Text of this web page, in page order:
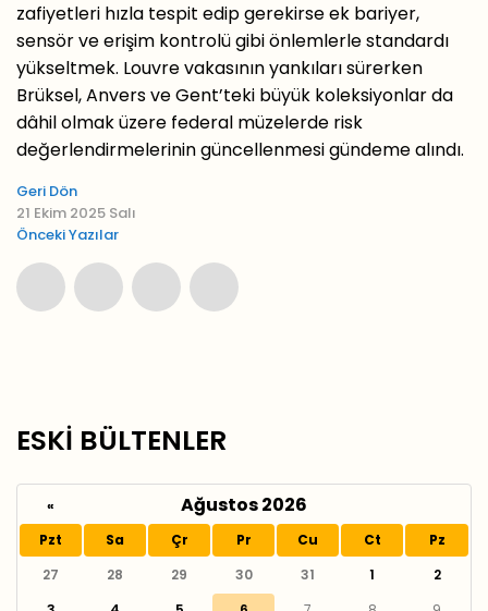
zafiyetleri hızla tespit edip gerekirse ek bariyer,
sensör ve erişim kontrolü gibi önlemlerle standardı
yükseltmek. Louvre vakasının yankıları sürerken
Brüksel, Anvers ve Gent’teki büyük koleksiyonlar da
dâhil olmak üzere federal müzelerde risk
değerlendirmelerinin güncellenmesi gündeme alındı.
Geri Dön
21 Ekim 2025 Salı
Önceki Yazılar
ESKİ BÜLTENLER
« Ağustos 2026
Pzt Sa Çr Pr Cu Ct
Pz
27
28 29 30 31 1
2